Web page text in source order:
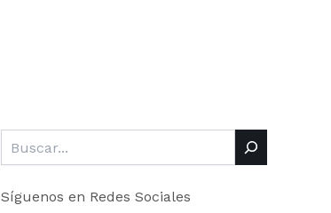
Síguenos en Redes Sociales